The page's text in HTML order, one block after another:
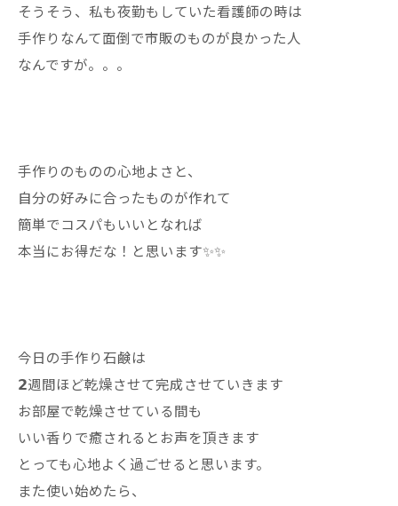
そうそう、私も夜勤もしていた看護師の時は
手作りなんて面倒で市販のものが良かった人
なんですが。。。
手作りのものの心地よさと、
自分の好みに合ったものが作れて
簡単でコスパもいいとなれば
本当にお得だな！と思います✨✨
今日の手作り石鹸は
𝟮週間ほど乾燥させて完成させていきます
お部屋で乾燥させている間も
いい香りで癒されるとお声を頂きます
とっても心地よく過ごせると思います。
また使い始めたら、